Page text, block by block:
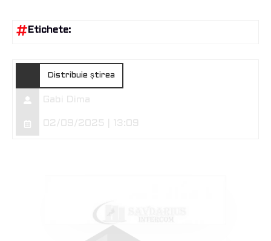
Etichete:
Distribuie știrea
Gabi Dima
02/09/2025 | 13:09